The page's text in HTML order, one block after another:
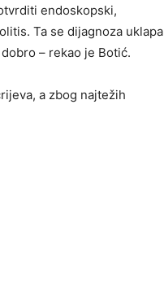
endoskopski,
Ta se dijagnoza uklapa
– rekao je Botić.
a zbog najtežih